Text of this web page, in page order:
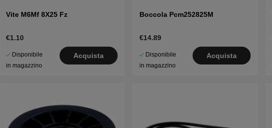
Vite M6Mf 8X25 Fz
€1.10
Disponibile
in magazzino
Acquista
Boccola Pcm252825M
€14.89
Disponibile
in magazzino
Acquista